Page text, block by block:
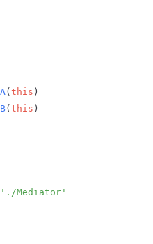
A ( this )
B( this )
'./Mediator'